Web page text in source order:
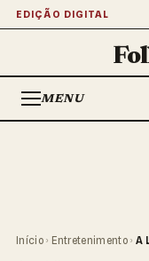
EDIÇÃO DIGITAL
MENU
Início › Entretenimento › A